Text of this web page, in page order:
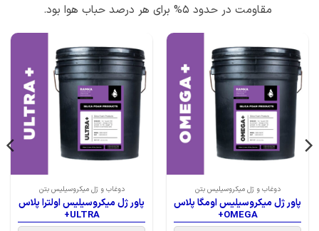
مقاومت در حدود 5% برای هر درصد حباب هوا بود.
دوغاب و ژل میکروسیلیس بتن
پاور ژل میکروسیلیس اومگا پلاس
OMEGA+
دوغاب و ژل میکروسیلیس بتن
پاور ژل میکروسیلیس اولترا پلاس
ULTRA+